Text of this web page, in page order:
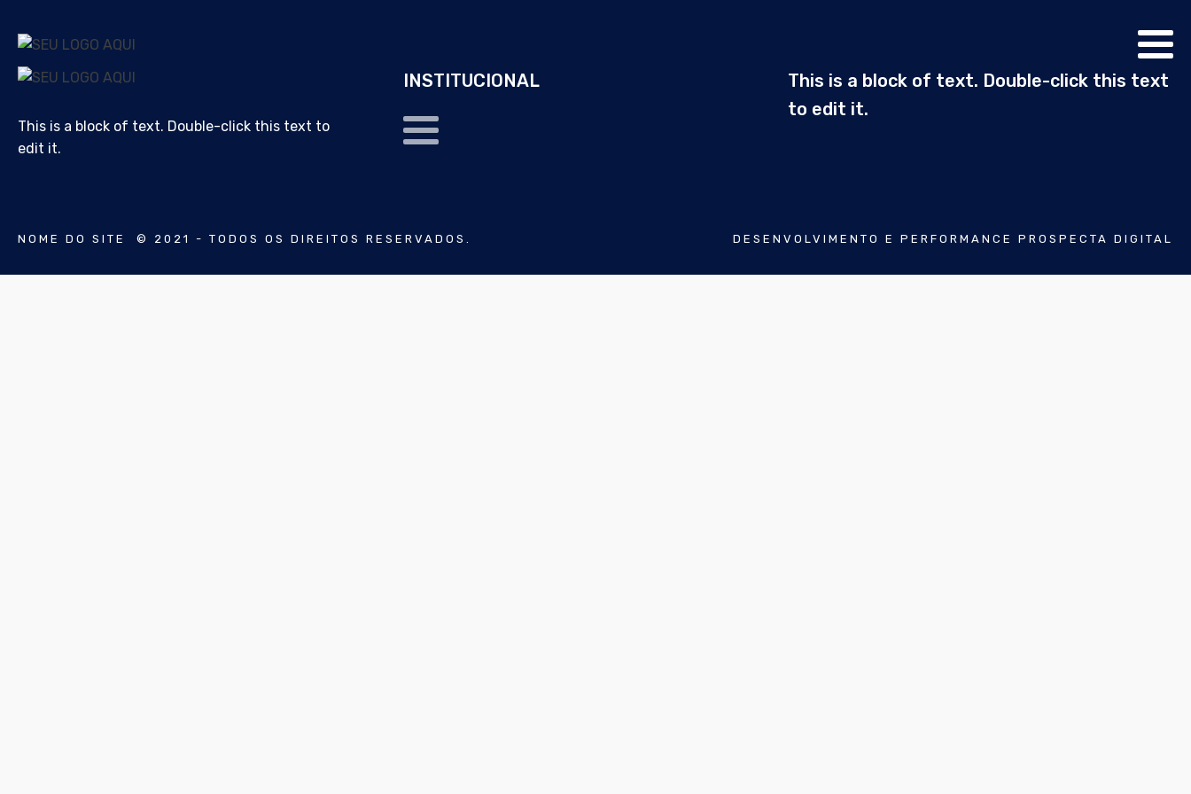
This is a block of text. Double-click this text to
edit it.
INSTITUCIONAL
This is a block of text. Double-click this text
to edit it.
NOME DO SITE © 2021 - TODOS OS DIREITOS RESERVADOS. DESENVOLVIMENTO E PERFORMANCE PROSPECTA DIGITAL